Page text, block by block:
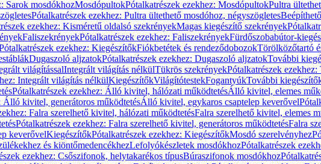
Sarok mosdókhozMosdópultokPótalkatrészek ezekhez: MosdópultokPultra
Pótalkatrészek ezekhez: Pultra ültethető mosdóhoz, négyszögletes
ezekhez: Kisméretű oldalsó szekrényekMagas kiegészítő szekrények
FaliszekrényekPótalkatrészek ezekhez: FaliszekrényekFürdőszobabútor-
ezekhez: KiegészítőkFiókbetétek és rendeződobozokTörölközőtartó
Dugaszoló aljzatokPótalkatrészek ezekhez: Dugaszoló aljzatokTovábbi
világítássalIntegrált világítás nélkülTükrös szekrényekPótalkatrészek
Integrált világítás nélkülKiegészítőkVilágítótestekFogantyúkTovábbi
Pótalkatrészek ezekhez: Álló kivitel, hálózati működtetésÁlló kivitel, elemes
Álló kivitel, generátoros működtetésÁlló kivitel, egykaros csaptelep keverővel
Falra szerelhető kivitel, hálózati működtetésFalra szerelhető kivitel, elemes
Pótalkatrészek ezekhez: Falra szerelhető kivitel, generátoros működtetésFalra
keverővelKiegészítőkPótalkatrészek ezekhez: KiegészítőkMosdó szerelvényhez
és kiöntőmedencékhezLefolyókészletek mosdókhozPótalkatrészek
ezekhez: Csőszifonok, helytakarékos típusBúraszifonok mosdókhoz